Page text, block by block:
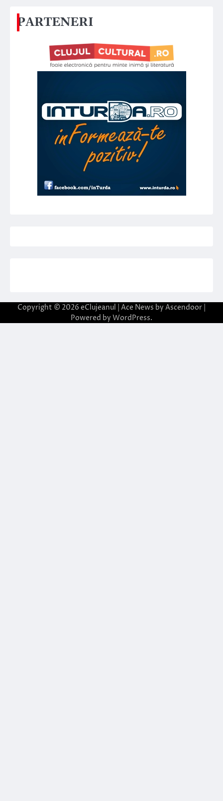
PARTENERI
Copyright © 2026 eClujeanul | Ace News by Ascendoor
Powered by WordPress.